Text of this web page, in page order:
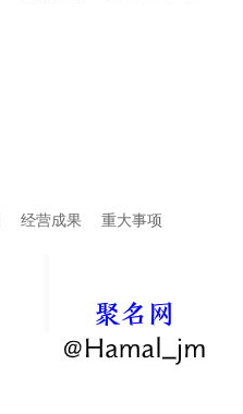
经营成果 重大事项